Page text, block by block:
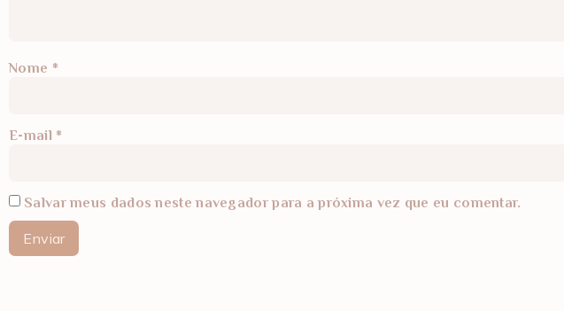
Nome *
E-mail *
Salvar meus dados neste navegador para a próxima vez que eu comentar.